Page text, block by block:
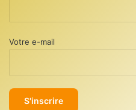
Votre e-mail